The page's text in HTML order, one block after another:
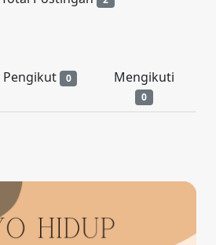
Pengikut 0 Mengikuti
0